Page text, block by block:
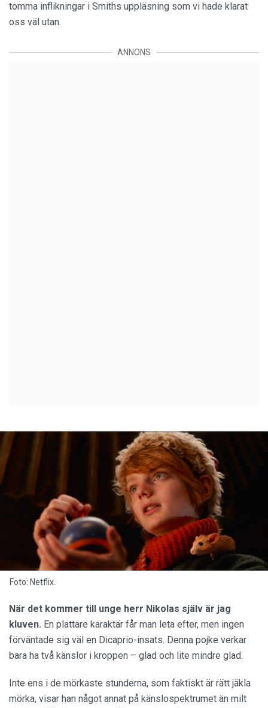
tomma inflikningar i Smiths uppläsning som vi hade klarat
oss väl utan.
ANNONS
Foto: Netflix.
När det kommer till unge herr Nikolas själv är jag
kluven. En plattare karaktär får man leta efter, men ingen
förväntade sig väl en Dicaprio-insats. Denna pojke verkar
bara ha två känslor i kroppen – glad och lite mindre glad.
Inte ens i de mörkaste stunderna, som faktiskt är rätt jäkla
mörka, visar han något annat på känslospektrumet än milt